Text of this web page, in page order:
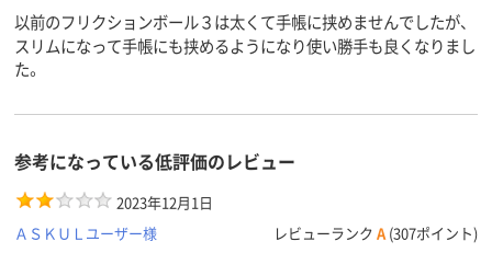
以前のフリクションボール３は太くて手帳に挟めませんでしたが、
スリムになって手帳にも挟めるようになり使い勝手も良くなりまし
た。
参考になっている低評価のレビュー
2023年12月1日
ＡＳＫＵＬユーザー様
レビューランク A (307ポイント)